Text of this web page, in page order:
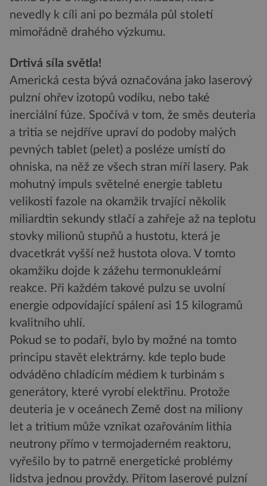
nevedly k cíli ani po bezmála půl století
mimořádně drahého výzkumu.
Drtivá síla světla!
Americká cesta bývá označována jako laserový
pulzní ohřev izotopů vodíku, nebo také
inerciální fúze. Spočívá v tom, že směs deuteria
a tritia se nejdříve upraví do podoby malých
pevných tablet (pelet) a posléze umístí do
ohniska, na něž ze všech stran míří lasery. Pak
mohutný impuls světelné energie tabletu
velikosti fazole na okamžik trvající několik
miliardtin sekundy stlačí a zahřeje až na teplotu
stovky milionů stupňů a hustotu, která je
dvacetkrát vyšší než hustota olova. V tomto
okamžiku dojde k zážehu termonukleární
reakce. Při každém takové pulzu se uvolní
energie odpovídající spálení asi 15 kilogramů
kvalitního uhlí.
Pokud se to podaří, bylo by možné na tomto
principu stavět elektrárny. kde teplo bude
odváděno chladícím médiem k turbinám s
generátory, které vyrobí elektřinu. Protože
deuteria je v oceánech Země dost na miliony
let a tritium může vznikat ozařováním lithia
neutrony přímo v termojaderném reaktoru,
vyřešilo by to patrně energetické problémy
lidstva jednou provždy. Přitom laserové pulzní